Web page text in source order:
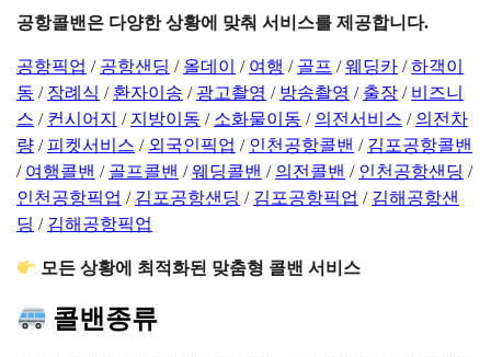
공항콜밴은 다양한 상황에 맞춰 서비스를 제공합니다.
공항픽업 / 공항샌딩 / 올데이 / 여행 / 골프 /웨딩카 /하객이
동 / 장례식 / 환자이송 / 광고촬영 / 방송촬영 / 출장 / 비즈니
스 / 컨시어지 / 지방이동 / 소화물이동 / 의전서비스 / 의전차
량 / 피켓서비스 / 외국인픽업 / 인천공항콜밴 / 김포공항콜밴
/ 여행콜밴 / 골프콜밴 /웨딩콜밴 / 의전콜밴 / 인천공항샌딩 /
인천공항픽업 / 김포공항샌딩 / 김포공항픽업 / 김해공항샌
딩 / 김해공항픽업
모든 상황에 최적화된 맞춤형 콜밴 서비스
콜밴종류